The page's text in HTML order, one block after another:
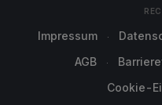
Impressum
AGB
Cookie-